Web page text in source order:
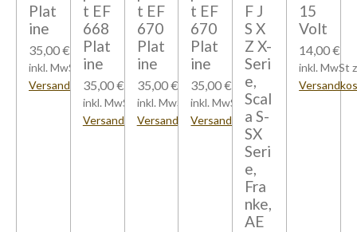
Plat
ine
35,00 €
inkl. MwSt zzgl.
Versandkosten
t EF
668
Plat
ine
35,00 €
inkl. MwSt zzgl.
Versandkosten
t EF
670
Plat
ine
35,00 €
inkl. MwSt zzgl.
Versandkosten
t EF
670
Plat
ine
35,00 €
inkl. MwSt zzgl.
Versandkosten
F J
S X
Z X-
Seri
e,
Scal
a S-
SX
Seri
e,
Fra
nke,
AE
15
Volt
14,00 €
inkl. MwSt